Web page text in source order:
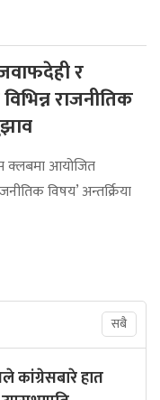
र
राजनीतिक
क्लबमा आयोजित
विषय’ अन्तर्क्रिया
सबै
कांग्रेसबारे हात